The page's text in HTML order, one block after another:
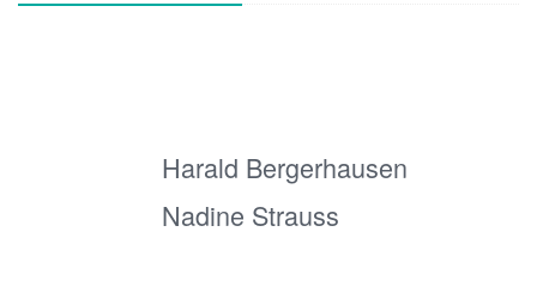
Harald Bergerhausen
Nadine Strauss